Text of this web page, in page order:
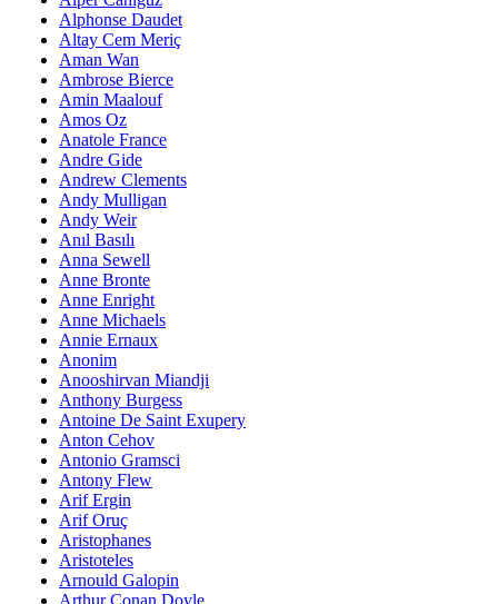
Alphonse Daudet
Altay Cem Meriç
Aman Wan
Ambrose Bierce
Amin Maalouf
Amos Oz
Anatole France
Andre Gide
Andrew Clements
Andy Mulligan
Andy Weir
Anıl Basılı
Anna Sewell
Anne Bronte
Anne Enright
Anne Michaels
Annie Ernaux
Anonim
Anooshirvan Miandji
Anthony Burgess
Antoine De Saint Exupery
Anton Cehov
Antonio Gramsci
Antony Flew
Arif Ergin
Arif Oruç
Aristophanes
Aristoteles
Arnould Galopin